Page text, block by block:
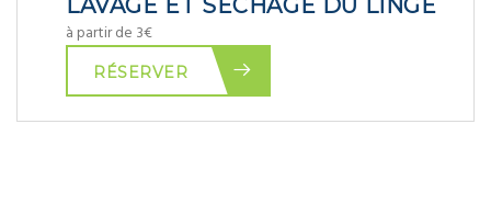
LAVAGE ET SÉCHAGE DU LINGE
à partir de 3€
RÉSERVER